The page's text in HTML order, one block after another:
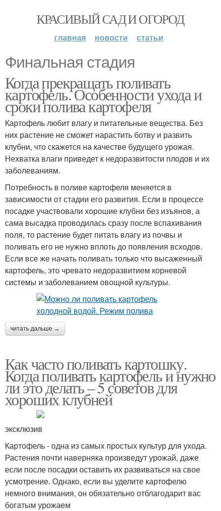
КРАСИВЫЙ САД И ОГОРОД
главная новости статьи
Финальная стадия
Когда прекращать поливать
картофель. Особенности ухода и
сроки полива картофеля
Картофель любит влагу и питательные вещества. Без
них растение не сможет нарастить ботву и развить
клубни, что скажется на качестве будущего урожая.
Нехватка влаги приведет к недоразвитости плодов и их
заболеваниям.
Потребность в поливе картофеля меняется в
зависимости от стадии его развития. Если в процессе
посадке участвовали хорошие клубни без изъянов, а
сама высадка проводилась сразу после вспахивания
поля, то растение будет питать влагу из почвы и
поливать его не нужно вплоть до появления всходов.
Если все же начать поливать только что высаженный
картофель, это чревато недоразвитием корневой
системы и заболеванием овощной культуры.
читать дальше →
Как часто поливать картошку.
Когда поливать картофель и нужно
ли это делать – 5 советов для
хороших клубней
эксклюзив
Картофель - одна из самых простых культур для ухода.
Растения почти наверняка произведут урожай, даже
если после посадки оставить их развиваться на свое
усмотрение. Однако, если вы уделите картофелю
немного внимания, он обязательно отблагодарит вас
богатым урожаем